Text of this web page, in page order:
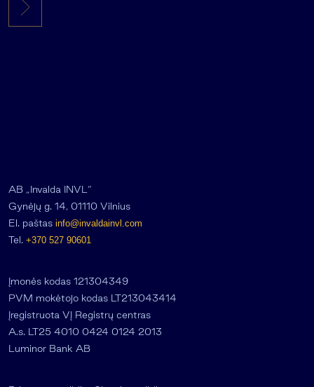
AB „Invalda INVL“
Gynėjų g. 14, 01110 Vilnius
El. paštas info@invaldainvl.com
Tel. +370 527 90601
Įmonės kodas 121304349
PVM mokėtojo kodas LT213043414
Įregistruota VĮ Registrų centras
A.s. LT25 4010 0424 0124 2013
Luminor Bank AB